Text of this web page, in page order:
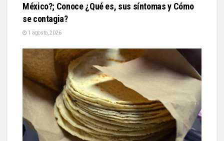
México?; Conoce ¿Qué es, sus síntomas y Cómo
se contagia?
1 agosto, 2026